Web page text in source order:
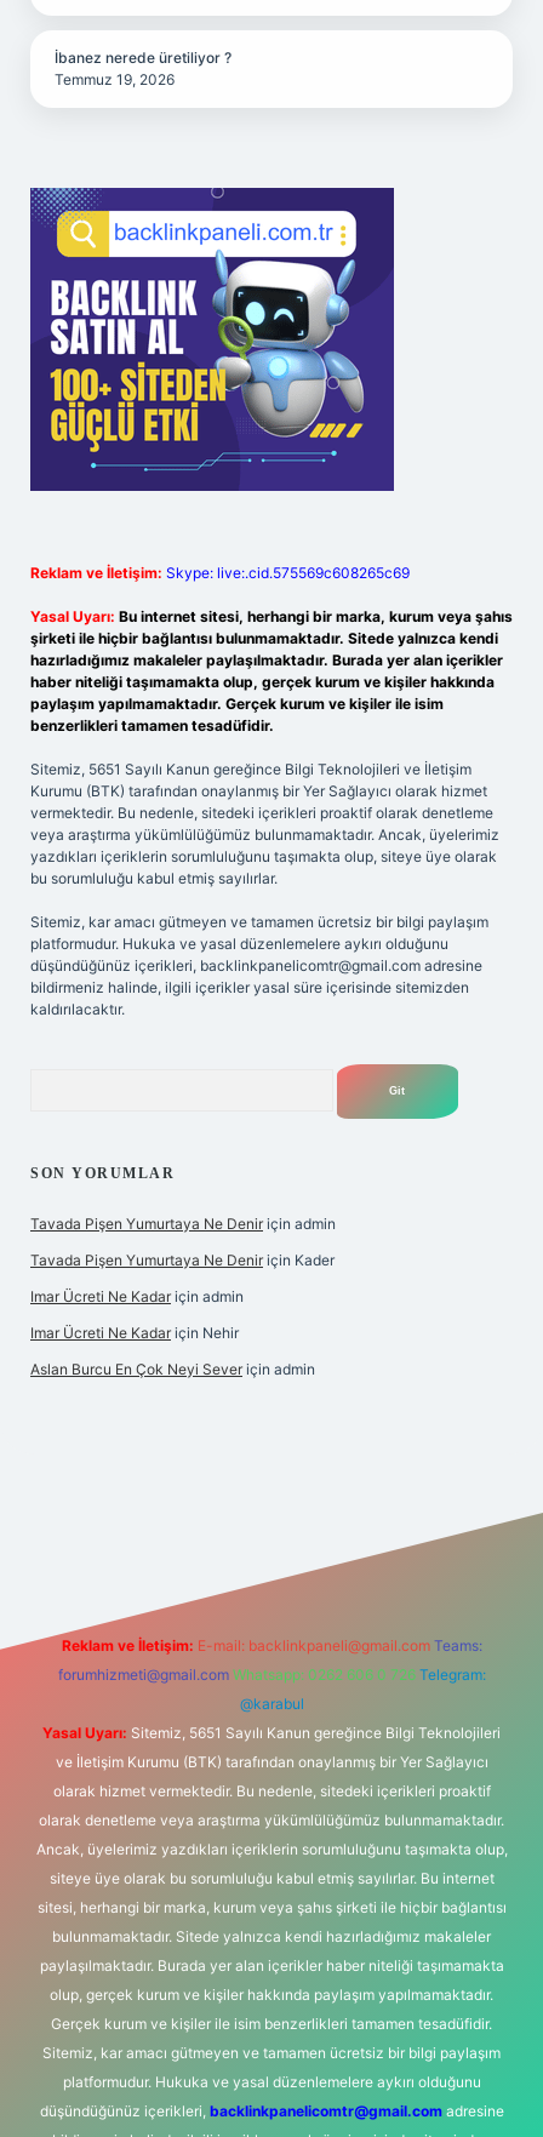
İbanez nerede üretiliyor ?
Temmuz 19, 2026
Reklam ve İletişim: Skype: live:.cid.575569c608265c69
Yasal Uyarı: Bu internet sitesi, herhangi bir marka, kurum veya şahıs
şirketi ile hiçbir bağlantısı bulunmamaktadır. Sitede yalnızca kendi
hazırladığımız makaleler paylaşılmaktadır. Burada yer alan içerikler
haber niteliği taşımamakta olup, gerçek kurum ve kişiler hakkında
paylaşım yapılmamaktadır. Gerçek kurum ve kişiler ile isim
benzerlikleri tamamen tesadüfidir.
Sitemiz, 5651 Sayılı Kanun gereğince Bilgi Teknolojileri ve İletişim
Kurumu (BTK) tarafından onaylanmış bir Yer Sağlayıcı olarak hizmet
vermektedir. Bu nedenle, sitedeki içerikleri proaktif olarak denetleme
veya araştırma yükümlülüğümüz bulunmamaktadır. Ancak, üyelerimiz
yazdıkları içeriklerin sorumluluğunu taşımakta olup, siteye üye olarak
bu sorumluluğu kabul etmiş sayılırlar.
Sitemiz, kar amacı gütmeyen ve tamamen ücretsiz bir bilgi paylaşım
platformudur. Hukuka ve yasal düzenlemelere aykırı olduğunu
düşündüğünüz içerikleri, backlinkpanelicomtr@gmail.com adresine
bildirmeniz halinde, ilgili içerikler yasal süre içerisinde sitemizden
kaldırılacaktır.
SON YORUMLAR
Tavada Pişen Yumurtaya Ne Denir için admin
Tavada Pişen Yumurtaya Ne Denir için Kader
Imar Ücreti Ne Kadar için admin
Imar Ücreti Ne Kadar için Nehir
Aslan Burcu En Çok Neyi Sever için admin
Reklam ve İletişim: E-mail: backlinkpaneli@gmail.com Teams:
forumhizmeti@gmail.com Whatsapp: 0262 606 0 726 Telegram:
@karabul
Yasal Uyarı: Sitemiz, 5651 Sayılı Kanun gereğince Bilgi Teknolojileri
ve İletişim Kurumu (BTK) tarafından onaylanmış bir Yer Sağlayıcı
olarak hizmet vermektedir. Bu nedenle, sitedeki içerikleri proaktif
olarak denetleme veya araştırma yükümlülüğümüz bulunmamaktadır.
Ancak, üyelerimiz yazdıkları içeriklerin sorumluluğunu taşımakta olup,
siteye üye olarak bu sorumluluğu kabul etmiş sayılırlar. Bu internet
sitesi, herhangi bir marka, kurum veya şahıs şirketi ile hiçbir bağlantısı
bulunmamaktadır. Sitede yalnızca kendi hazırladığımız makaleler
paylaşılmaktadır. Burada yer alan içerikler haber niteliği taşımamakta
olup, gerçek kurum ve kişiler hakkında paylaşım yapılmamaktadır.
Gerçek kurum ve kişiler ile isim benzerlikleri tamamen tesadüfidir.
Sitemiz, kar amacı gütmeyen ve tamamen ücretsiz bir bilgi paylaşım
platformudur. Hukuka ve yasal düzenlemelere aykırı olduğunu
düşündüğünüz içerikleri, backlinkpanelicomtr@gmail.comadresine